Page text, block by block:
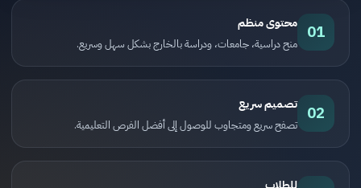
01 محتوى منظم
منح دراسية، جامعات، ودراسة بالخارج بشكل سهل وسريع.
02 تصميم سريع
تصفح سريع ومتجاوب للوصول إلى أفضل الفرص التعليمية.